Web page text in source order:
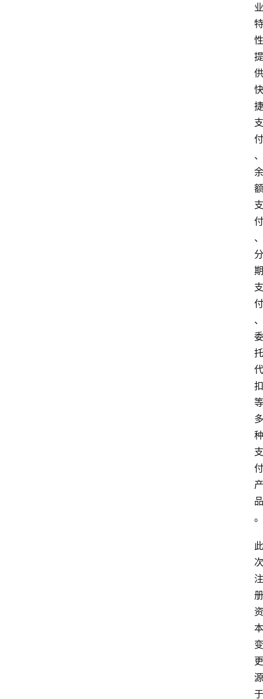
业
特
性
提
供
快
捷
支
付
、
余
额
支
付
、
分
期
支
付
、
委
托
代
扣
等
多
种
支
付
产
品
。
此
次
注
册
资
本
变
更
源
于